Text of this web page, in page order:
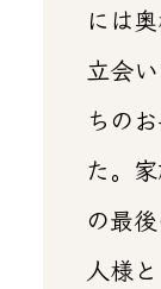
には
立会
ちの
た。
の最
人様